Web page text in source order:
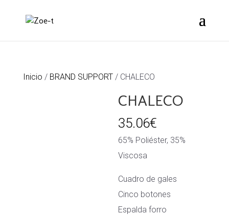
Inicio / BRAND SUPPORT/ CHALECO
CHALECO
35.06€
65% Poliéster, 35%
Viscosa
Cuadro de gales
Cinco botones
Espalda forro